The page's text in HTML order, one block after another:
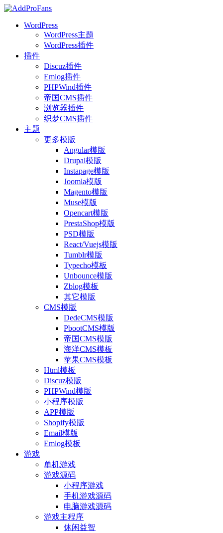
WordPress
WordPress主题
WordPress插件
插件
Discuz插件
Emlog插件
PHPWind插件
帝国CMS插件
浏览器插件
织梦CMS插件
主题
更多模版
Angular模版
Drupal模版
Instapage模版
Joomla模版
Magento模版
Muse模版
Opencart模版
PrestaShop模版
PSD模版
React/Vuejs模版
Tumblr模版
Typecho模板
Unbounce模版
Zblog模板
其它模版
CMS模版
DedeCMS模版
PbootCMS模版
帝国CMS模版
海洋CMS模板
苹果CMS模板
Html模板
Discuz模版
PHPWind模版
小程序模版
APP模版
Shopify模版
Email模版
Emlog模板
游戏
单机游戏
游戏源码
小程序游戏
手机游戏源码
电脑游戏源码
游戏主程序
休闲益智